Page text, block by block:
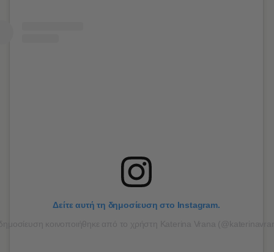
Δείτε αυτή τη δημοσίευση στο Instagram.